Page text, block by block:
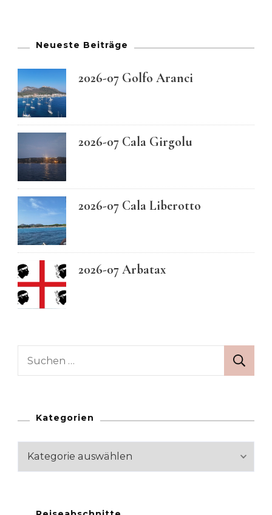
Neueste Beiträge
2026-07 Golfo Aranci
2026-07 Cala Girgolu
2026-07 Cala Liberotto
2026-07 Arbatax
Suchen
Kategorien
Kategorien